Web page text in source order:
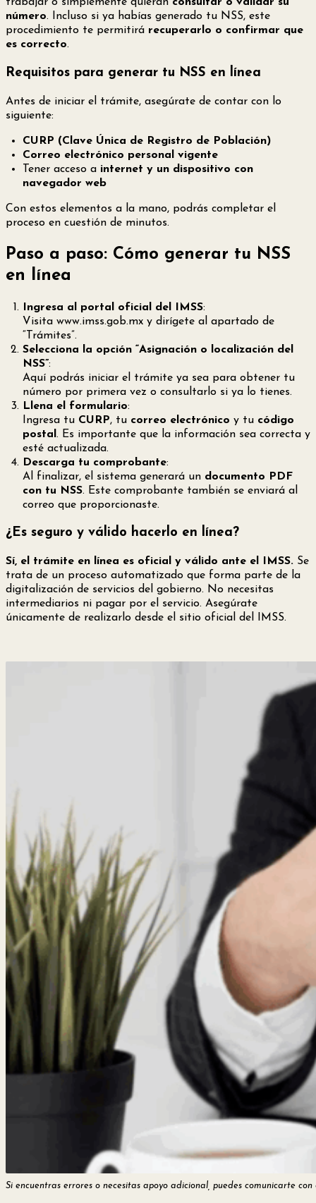
trabajar o simplemente quieran consultar o validar su
número. Incluso si ya habías generado tu NSS, este
procedimiento te permitirá recuperarlo o confirmar que
es correcto.
Requisitos para generar tu NSS en línea
Antes de iniciar el trámite, asegúrate de contar con lo
siguiente:
CURP (Clave Única de Registro de Población)
Correo electrónico personal vigente
Tener acceso a internet y un dispositivo con
navegador web
Con estos elementos a la mano, podrás completar el
proceso en cuestión de minutos.
Paso a paso: Cómo generar tu NSS
en línea
Ingresa al portal oficial del IMSS:
Visita www.imss.gob.mx y dirígete al apartado de
“Trámites”.
Selecciona la opción “Asignación o localización del
NSS”:
Aquí podrás iniciar el trámite ya sea para obtener tu
número por primera vez o consultarlo si ya lo tienes.
Llena el formulario:
Ingresa tu CURP, tu correo electrónico y tu código
postal . Es importante que la información sea correcta y
esté actualizada.
Descarga tu comprobante:
Al finalizar, el sistema generará un documento PDF
con tu NSS. Este comprobante también se enviará al
correo que proporcionaste.
¿Es seguro y válido hacerlo en línea?
Sí, el trámite en línea es oficial y válido ante el IMSS. Se
trata de un proceso automatizado que forma parte de la
digitalización de servicios del gobierno. No necesitas
intermediarios ni pagar por el servicio. Asegúrate
únicamente de realizarlo desde el sitio oficial del IMSS.
Si encuentras errores o necesitas apoyo adicional, puedes comunicarte